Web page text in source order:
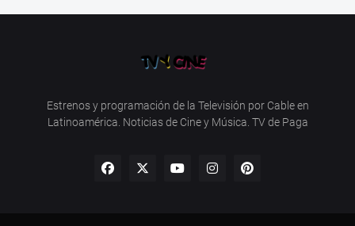
Estrenos y programación de la Televisión por Cable en
Latinoamérica. Noticias de Cine y Música. TV de Paga